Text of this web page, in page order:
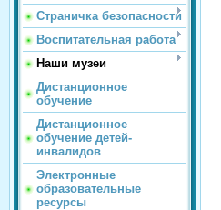
Страничка безопасности
Воспитательная работа
Наши музеи
Дистанционное
обучение
Дистанционное
обучение детей-
инвалидов
Электронные
образовательные
ресурсы